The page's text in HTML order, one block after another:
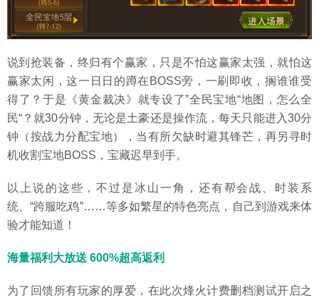
说到抢装备，终归有个赢家，只是不怕这赢家太强，就怕这
赢家太闲，这一日日的蹲在BOSS旁，一刷即收，搁谁谁受
得了？于是《黄金裁决》就专设了”全民宝地“地图，怎么全
民“？就30分钟，无论是土豪还是操作流，每天只能进入30分
钟（按战力分配宝地），当有所欠缺时避其锋芒，再另寻时
机收割宝地BOSS，宝藏迟早到手。
以上说的这些，不过是冰山一角，还有帮会战、时装系
统、“跨服吃鸡”……等多如繁星的特色亮点，自己到游戏来体
验才能知道！
海量福利大放送 600%超高返利
为了回馈所有玩家的厚爱，在此次烽火计费删档测试开启之